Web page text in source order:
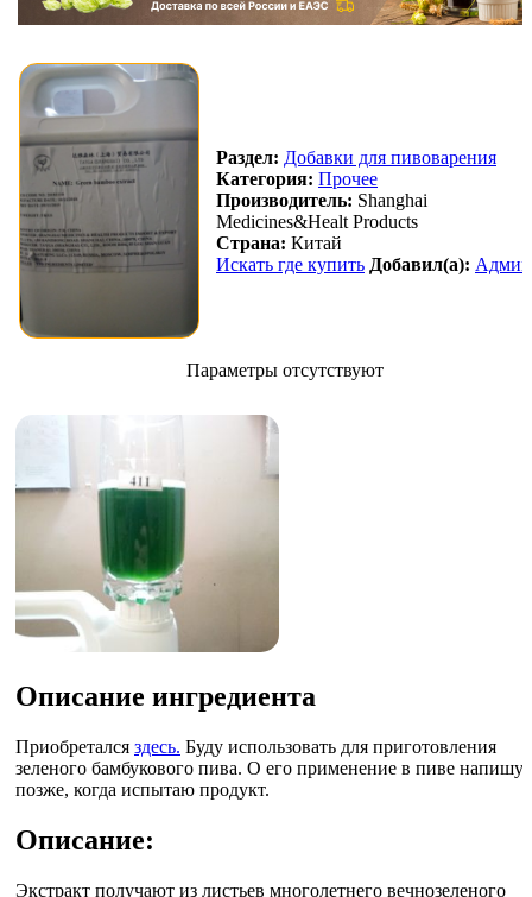
Раздел: Добавки для пивоварения
Категория: Прочее
Производитель: Shanghai
Medicines&Healt Products
Страна: Китай
Искать где купить Добавил(а): Админ
Параметры отсутствуют
Описание ингредиента
Приобретался здесь. Буду использовать для приготовления
зеленого бамбукового пива. О его применение в пиве напишу
позже, когда испытаю продукт.
Описание:
Экстракт получают из листьев многолетнего вечнозеленого